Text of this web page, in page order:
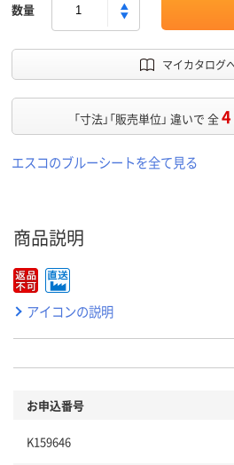
数量
マイカタログ
「寸法」「販売単位」 違いで 全4
エスコのブルーシートを全て見る
商品説明
アイコンの説明
お申込番号
K159646